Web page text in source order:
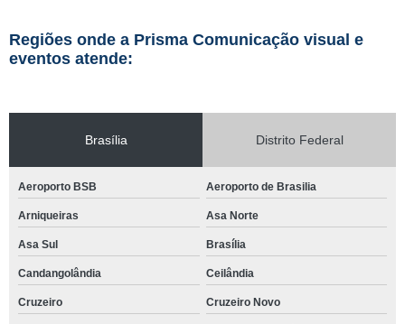
Regiões onde a Prisma Comunicação visual e
eventos atende:
Brasília Distrito Federal
Aeroporto BSB Aeroporto de Brasilia
Arniqueiras Asa Norte
Asa Sul Brasília
Candangolândia Ceilândia
Cruzeiro Cruzeiro Novo